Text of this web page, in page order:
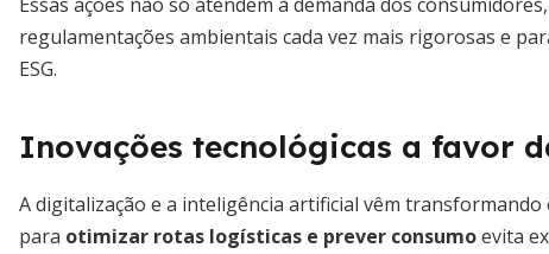
regulamentações ambientais cada vez mais rigorosas e
ESG.
Inovações tecnológicas a favor
A digitalização e a inteligência artificial vêm
para otimizar rotas logísticas e prever consumoevita